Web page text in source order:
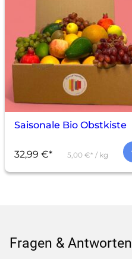
Saisonale Bio Obstkiste
32,99 € 5,00 € / kg
Fragen & Antworten